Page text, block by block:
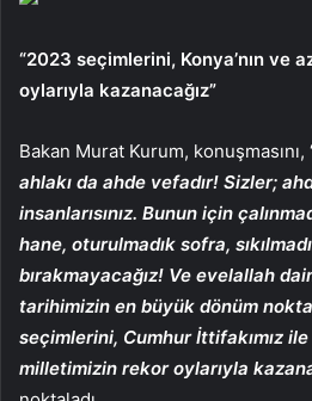
“2023 seçimlerini, Konya’nın ve
oylarıyla kazanacağız”
Bakan Murat Kurum, konuşmasını,
ahlakı da ahde vefadır! Sizler;
insanlarısınız. Bunun için
hane, oturulmadık sofra,
bırakmayacağız! Ve evelallah
tarihimizin en büyük dönüm
seçimlerini, Cumhur İttifakımız ile
milletimizin rekor oylarıyla